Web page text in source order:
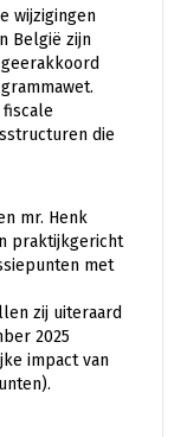
wijzigingen
België zijn
die
mr. Henk
praktijkgericht
met
zij uiteraard
2025
impact van